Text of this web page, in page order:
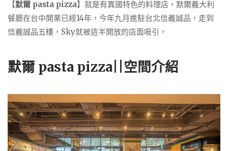
【默爾 pasta pizza】就是有異國特色的料理店，默爾義大利
餐廳在台中開業已經14年，今年九月進駐台北信義誠品，走到
信義誠品五樓，Sky就被這半開放的店面吸引，
默爾 pasta pizza||空間介紹